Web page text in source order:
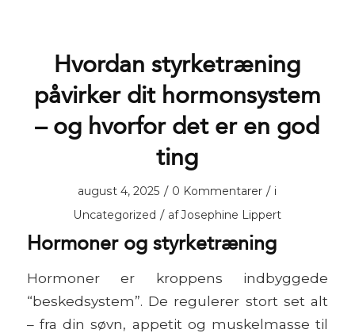
Hvordan styrketræning
påvirker dit hormonsystem
– og hvorfor det er en god
ting
august 4, 2025 / 0 Kommentarer / i
Uncategorized / afJosephine Lippert
Hormoner og styrketræning
Hormoner er kroppens indbyggede
“beskedsystem”. De regulerer stort set alt
– fra din søvn, appetit og muskelmasse til